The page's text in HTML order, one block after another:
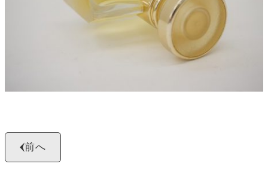
受付時間9:00〜18:00（年中無休※年末年始は除く）
お申し込みフォーム
前へ